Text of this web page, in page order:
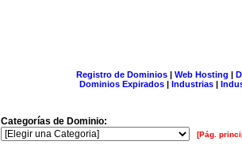
Registro de Dominios| Web Hosting |
Dominios Expirados | Industrias |
Categorías de Dominio:
[Pág.